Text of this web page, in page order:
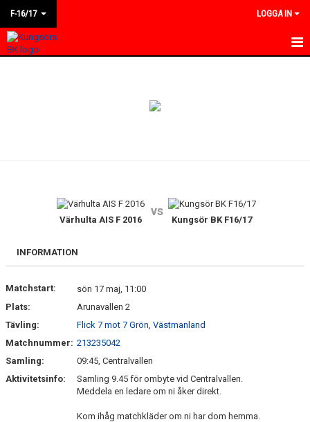
F-16/17 LOGGA IN
BILDGALLERI
DOKUMENT
Värhulta AIS F 2016
vs
Kungsör BK F16/17
INFORMATION
Matchstart:
sön 17 maj, 11:00
Plats:
Arunavallen 2
Tävling:
Flick 7 mot 7 Grön, Västmanland
Matchnummer: 213235042
Samling:
09:45, Centralvallen
Aktivitetsinfo:
Samling 9.45 för ombyte vid Centralvallen.
Meddela en ledare om ni åker direkt.
Kom ihåg matchkläder om ni har dom hemma.